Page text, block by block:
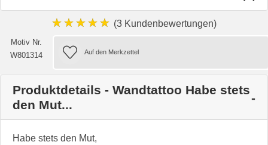
★★★★★ (3 Kundenbewertungen)
Motiv Nr.
W801314
Produktdetails - Wandtattoo Habe stets
den Mut...
Habe stets den Mut,